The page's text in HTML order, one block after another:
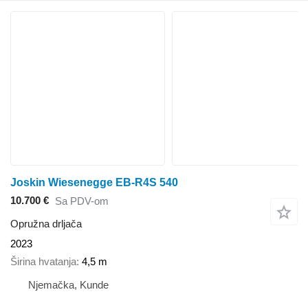
Joskin Wiesenegge EB-R4S 540
10.700 € Sa PDV-om
Opružna drljača
2023
Širina hvatanja 4,5 m
Njemačka, Kunde